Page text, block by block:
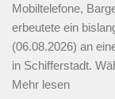
Mobiltelefone,
erbeutete ein
(06.08.2026) an
in Schifferstadt.
Mehr lesen